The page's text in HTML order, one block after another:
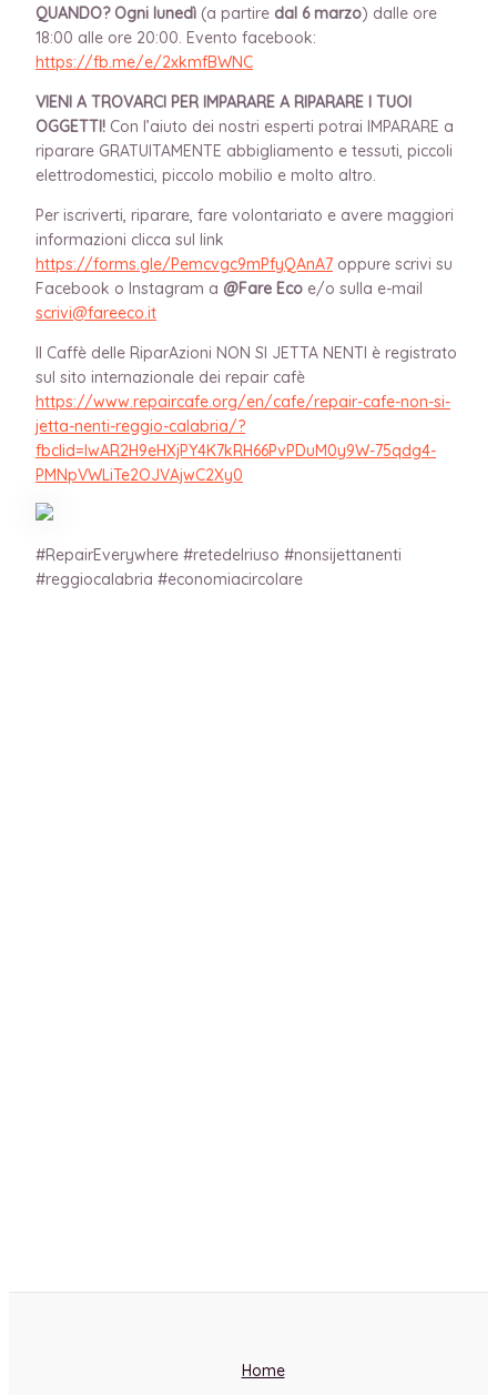
QUANDO?Ogni lunedì (a partire dal 6 marzo) dalle ore
18:00 alle ore 20:00. Evento facebook:
https://fb.me/e/2xkmfBWNC
VIENI A TROVARCI PER IMPARARE A RIPARARE I TUOI
OGGETTI! Con l’aiuto dei nostri esperti potrai IMPARARE a
riparare GRATUITAMENTE abbigliamento e tessuti, piccoli
elettrodomestici, piccolo mobilio e molto altro.
Per iscriverti, riparare, fare volontariato e avere maggiori
informazioni clicca sul link
https://forms.gle/Pemcvgc9mPfyQAnA7 oppure scrivi su
Facebook o Instagram a @Fare Eco e/o sulla e-mail
scrivi@fareeco.it
Il Caffè delle RiparAzioni NON SI JETTA NENTI è registrato
sul sito internazionale dei repair cafè
https://www.repaircafe.org/en/cafe/repair-cafe-non-si-
jetta-nenti-reggio-calabria/?
fbclid=IwAR2H9eHXjPY4K7kRH66PvPDuM0y9W-75qdg4-
PMNpVWLiTe2OJVAjwC2Xy0
#RepairEverywhere #retedelriuso #nonsijettanenti
#reggiocalabria #economiacircolare
Home